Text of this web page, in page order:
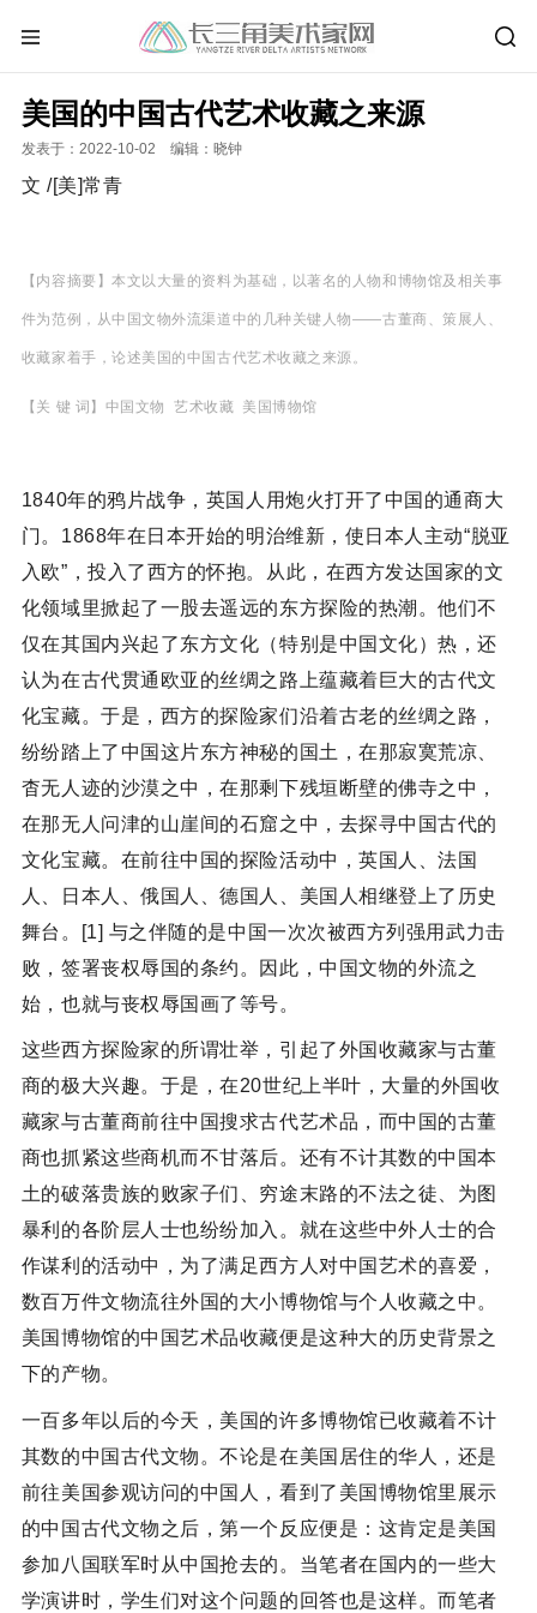
美国的中国古代艺术收藏之来源
发表于：2022-10-02 编辑：晓钟
文 /[美]常青
【内容摘要】本文以大量的资料为基础，以著名的人物和博物馆及相关事
件为范例，从中国文物外流渠道中的几种关键人物——古董商、策展人、
收藏家着手，论述美国的中国古代艺术收藏之来源。
【关 键 词】中国文物 艺术收藏 美国博物馆
1840年的鸦片战争，英国人用炮火打开了中国的通商大
门。1868年在日本开始的明治维新，使日本人主动“脱亚
入欧”，投入了西方的怀抱。从此，在西方发达国家的文
化领域里掀起了一股去遥远的东方探险的热潮。他们不
仅在其国内兴起了东方文化（特别是中国文化）热，还
认为在古代贯通欧亚的丝绸之路上蕴藏着巨大的古代文
化宝藏。于是，西方的探险家们沿着古老的丝绸之路，
纷纷踏上了中国这片东方神秘的国土，在那寂寞荒凉、
杳无人迹的沙漠之中，在那剩下残垣断壁的佛寺之中，
在那无人问津的山崖间的石窟之中，去探寻中国古代的
文化宝藏。在前往中国的探险活动中，英国人、法国
人、日本人、俄国人、德国人、美国人相继登上了历史
舞台。[1] 与之伴随的是中国一次次被西方列强用武力击
败，签署丧权辱国的条约。因此，中国文物的外流之
始，也就与丧权辱国画了等号。
这些西方探险家的所谓壮举，引起了外国收藏家与古董
商的极大兴趣。于是，在20世纪上半叶，大量的外国收
藏家与古董商前往中国搜求古代艺术品，而中国的古董
商也抓紧这些商机而不甘落后。还有不计其数的中国本
土的破落贵族的败家子们、穷途末路的不法之徒、为图
暴利的各阶层人士也纷纷加入。就在这些中外人士的合
作谋利的活动中，为了满足西方人对中国艺术的喜爱，
数百万件文物流往外国的大小博物馆与个人收藏之中。
美国博物馆的中国艺术品收藏便是这种大的历史背景之
下的产物。
一百多年以后的今天，美国的许多博物馆已收藏着不计
其数的中国古代文物。不论是在美国居住的华人，还是
前往美国参观访问的中国人，看到了美国博物馆里展示
的中国古代文物之后，第一个反应便是：这肯定是美国
参加八国联军时从中国抢去的。当笔者在国内的一些大
学演讲时，学生们对这个问题的回答也是这样。而笔者